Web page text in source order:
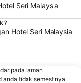
Seri Malaysia
Hotel Seri Malaysia
laman
anda tidak semestinya